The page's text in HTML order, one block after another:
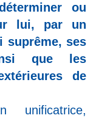
ou
lui, par un
suprême, ses
que les
de
unificatrice,